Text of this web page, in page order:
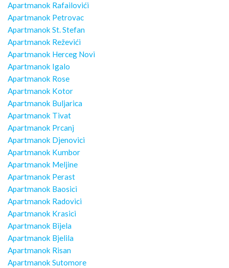
Apartmanok Rafailovići
Apartmanok Petrovac
Apartmanok St. Stefan
Apartmanok Reževići
Apartmanok Herceg Novi
Apartmanok Igalo
Apartmanok Rose
Apartmanok Kotor
Apartmanok Buljarica
Apartmanok Tivat
Apartmanok Prcanj
Apartmanok Djenovici
Apartmanok Kumbor
Apartmanok Meljine
Apartmanok Perast
Apartmanok Baosici
Apartmanok Radovici
Apartmanok Krasici
Apartmanok Bijela
Apartmanok Bjelila
Apartmanok Risan
Apartmanok Sutomore